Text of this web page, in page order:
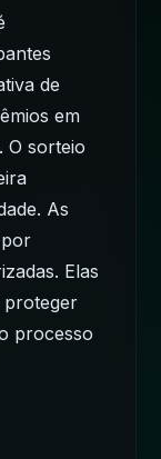
de
em
O sorteio
As
Elas
proteger
processo